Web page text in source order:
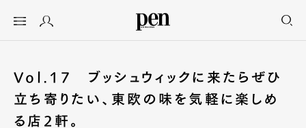
Vol.17 ブッシュウィックに来たらぜひ
立ち寄りたい、東欧の味を気軽に楽しめ
る店2軒。